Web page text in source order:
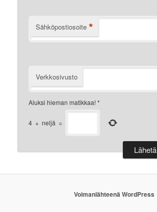
Sähköpostiosoite *
Verkkosivusto
Aluksi hieman matikkaa!*
4 + neljä =
Voimanlähteenä WordPress